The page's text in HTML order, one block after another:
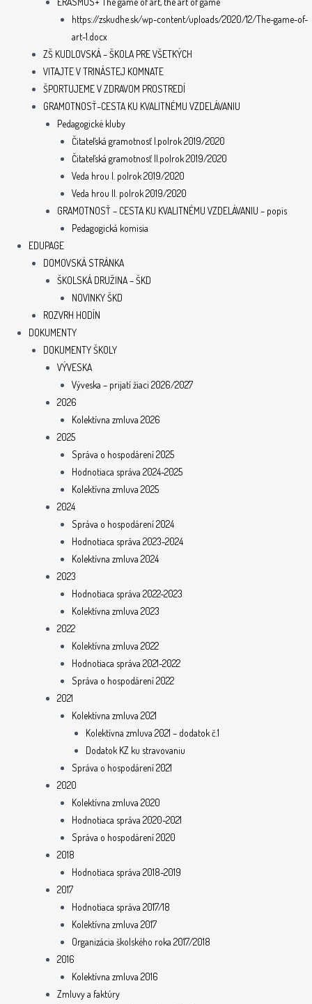
https://zskudhe.sk/wp-content/uploads/2020/12/The-game-of-
art-1.docx
ZŠ KUDLOVSKÁ – ŠKOLA PRE VŠETKÝCH
VITAJTE V TRINÁSTEJ KOMNATE
ŠPORTUJEME V ZDRAVOM PROSTREDÍ
GRAMOTNOSŤ–CESTA KU KVALITNÉMU VZDELÁVANIU
Pedagogické kluby
Čitateľská gramotnosť I.polrok 2019/2020
Čitateľská gramotnosť II.polrok 2019/2020
Veda hrou I. polrok 2019/2020
Veda hrou II. polrok 2019/2020
GRAMOTNOSŤ – CESTA KU KVALITNÉMU VZDELÁVANIU – popis
Pedagogická komisia
EDUPAGE
DOMOVSKÁ STRÁNKA
ŠKOLSKÁ DRUŽINA – ŠKD
NOVINKY ŠKD
ROZVRH HODÍN
DOKUMENTY
DOKUMENTY ŠKOLY
VÝVESKA
Výveska – prijatí žiaci 2026/2027
2026
Kolektívna zmluva 2026
2025
Správa o hospodárení 2025
Hodnotiaca správa 2024-2025
Kolektívna zmluva 2025
2024
Správa o hospodárení 2024
Hodnotiaca správa 2023-2024
Kolektívna zmluva 2024
2023
Hodnotiaca správa 2022-2023
Kolektívna zmluva 2023
2022
Kolektívna zmluva 2022
Hodnotiaca správa 2021-2022
Správa o hospodárení 2022
2021
Kolektívna zmluva 2021
Kolektívna zmluva 2021 – dodatok č.1
Dodatok KZ ku stravovaniu
Správa o hospodárení 2021
2020
Kolektívna zmluva 2020
Hodnotiaca správa 2020-2021
Správa o hospodárení 2020
2018
Hodnotiaca správa 2018-2019
2017
Hodnotiaca správa 2017/18
Kolektívna zmluva 2017
Organizácia školského roka 2017/2018
2016
Kolektívna zmluva 2016
Zmluvy a faktúry